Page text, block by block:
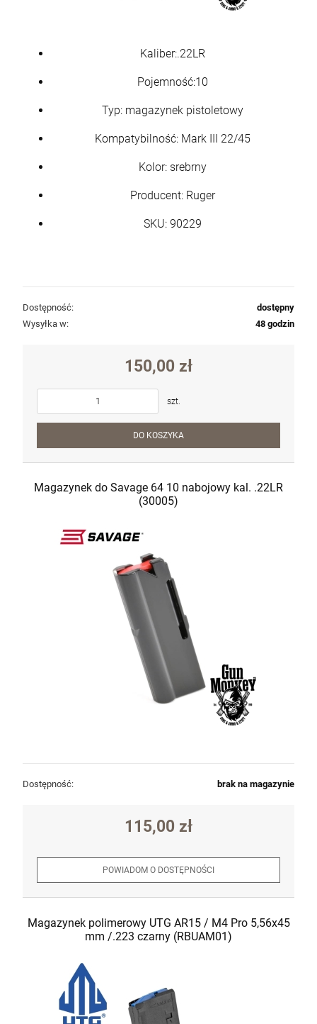
Kaliber:.22LR
Pojemność:10
Typ: magazynek pistoletowy
Kompatybilność: Mark III 22/45
Kolor: srebrny
Producent: Ruger
SKU: 90229
Dostępność:
dostępny
Wysyłka w:
48 godzin
150,00 zł
szt.
DO KOSZYKA
Magazynek do Savage 64 10 nabojowy kal. .22LR
(30005)
Dostępność: brak na magazynie
115,00 zł
POWIADOM O DOSTĘPNOŚCI
Magazynek polimerowy UTG AR15 / M4 Pro 5,56x45
mm /.223 czarny (RBUAM01)